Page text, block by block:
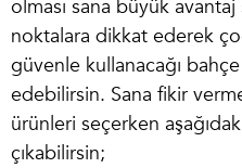
olması sana büyük avantaj
noktalara dikkat ederek
güvenle kullanacağı
edebilirsin. Sana fikir
ürünleri seçerken
çıkabilirsin;